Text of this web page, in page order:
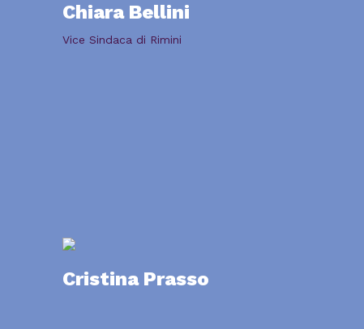
Chiara Bellini
Vice Sindaca di Rimini
Cristina Prasso